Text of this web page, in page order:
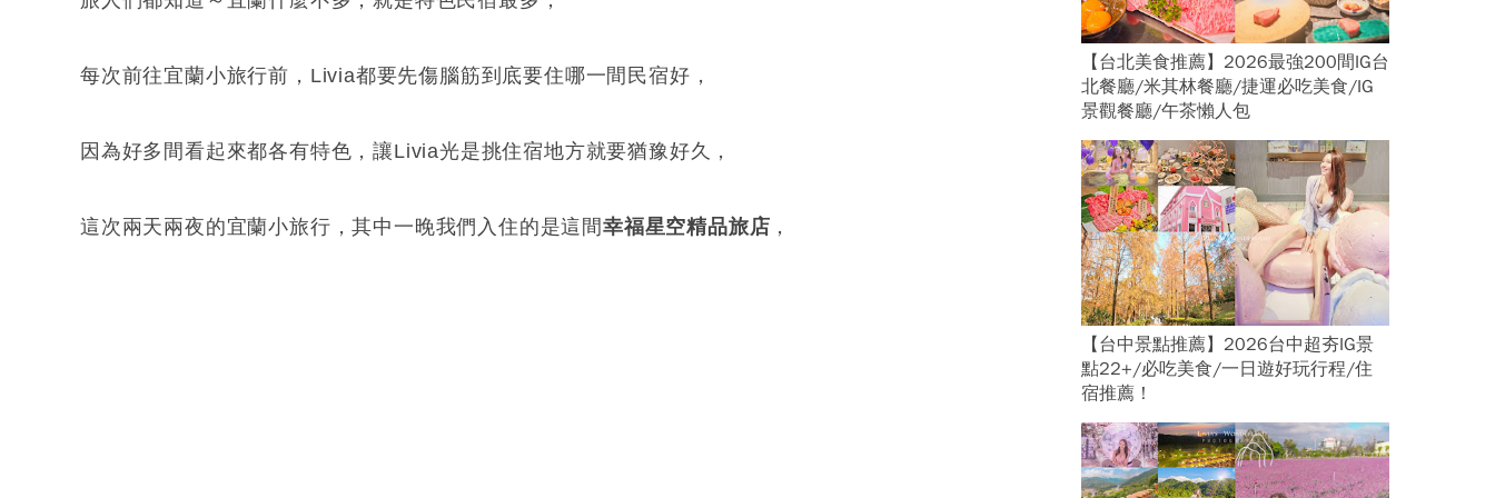
每次前往宜蘭小旅行前，Livia都要先傷腦筋到底要住哪一間民宿好，
因為好多間看起來都各有特色，讓Livia光是挑住宿地方就要猶豫好久，
這次兩天兩夜的宜蘭小旅行，其中一晚我們入住的是這間幸福星空精品旅店 ，
【台北美食推薦】2026最強200間IG台
北餐廳/米其林餐廳/捷運必吃美食/IG
景觀餐廳/午茶懶人包
【台中景點推薦】2026台中超夯IG景
點22+/必吃美食/一日遊好玩行程/住
宿推薦！